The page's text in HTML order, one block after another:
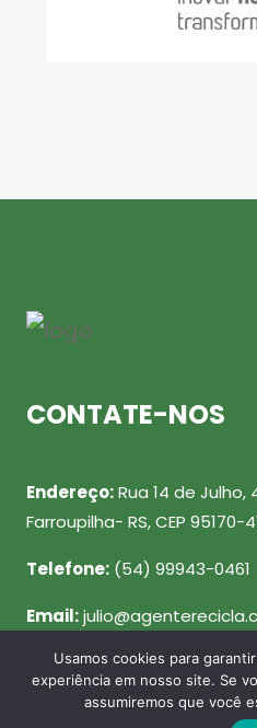
CONTATE-NOS
Endereço:Rua 14 de Julho,
Farroupilha- RS, CEP 95170-
Telefone: (54) 99943-0461
Email:
REDES SOCIAIS
Usamos cookies para
experiência em nosso site. Se
assumiremos que você